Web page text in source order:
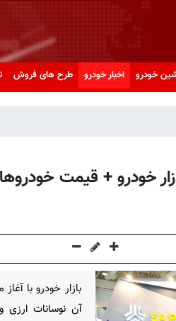
خودرو اخبار خودرو طرح های فروش
خودرو + قیمت
بازار خودرو با
آن نوسانات